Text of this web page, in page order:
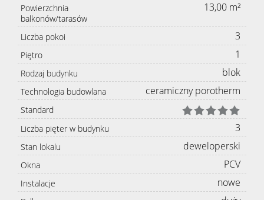
Powierzchnia
balkonów/tarasów
13,00 m²
Liczba pokoi 3
Piętro 1
Rodzaj budynku blok
Technologia budowlana ceramiczny porotherm
Standard
Liczba pięter w budynku
3
Stan lokalu deweloperski
Okna PCV
Instalacje nowe